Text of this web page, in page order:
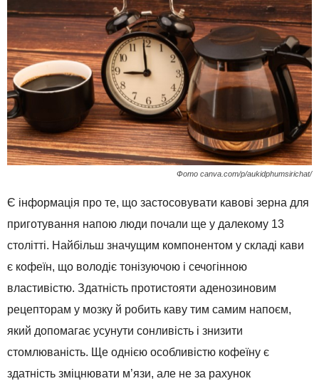
Фото canva.com/p/aukidphumsirichat/
Є інформація про те, що застосовувати кавові зерна для
приготування напою люди почали ще у далекому 13
столітті. Найбільш значущим компонентом у складі кави
є кофеїн, що володіє тонізуючою і сечогінною
властивістю. Здатність протистояти аденозиновим
рецепторам у мозку й робить каву тим самим напоєм,
який допомагає усунути сонливість і знизити
стомлюваність. Ще однією особливістю кофеїну є
здатність зміцнювати м’язи, але не за рахунок